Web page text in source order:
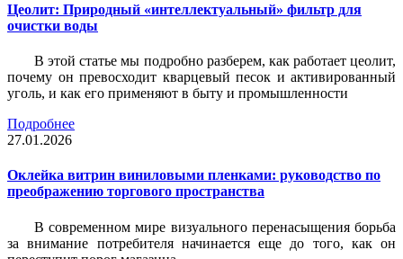
Цеолит: Природный «интеллектуальный» фильтр для
очистки воды
В этой статье мы подробно разберем, как работает цеолит,
почему он превосходит кварцевый песок и активированный
уголь, и как его применяют в быту и промышленности
Подробнее
27.01.2026
Оклейка витрин виниловыми пленками: руководство по
преображению торгового пространства
В современном мире визуального перенасыщения борьба
за внимание потребителя начинается еще до того, как он